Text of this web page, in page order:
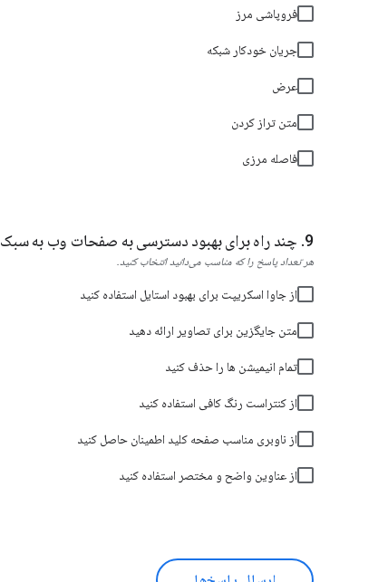
فروپاشی مرز
جریان خودکار شبکه
عرض
متن تراز کردن
فاصله مرزی
چند راه برای بهبود دسترسی به صفحات وب به سبک CSS چیست؟
هر تعداد پاسخ را که مناسب می‌دانید انتخاب کنید.
از جاوا اسکریپت برای بهبود استایل استفاده کنید
متن جایگزین برای تصاویر ارائه دهید
تمام انیمیشن ها را حذف کنید
از کنتراست رنگ کافی استفاده کنید
از ناوبری مناسب صفحه کلید اطمینان حاصل کنید
از عناوین واضح و مختصر استفاده کنید